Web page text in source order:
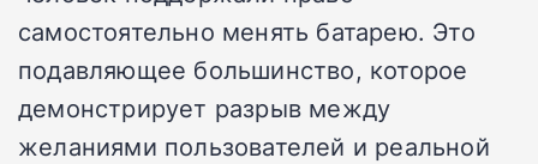
самостоятельно менять батарею. Это
подавляющее большинство, которое
демонстрирует разрыв между
желаниями пользователей и реальной